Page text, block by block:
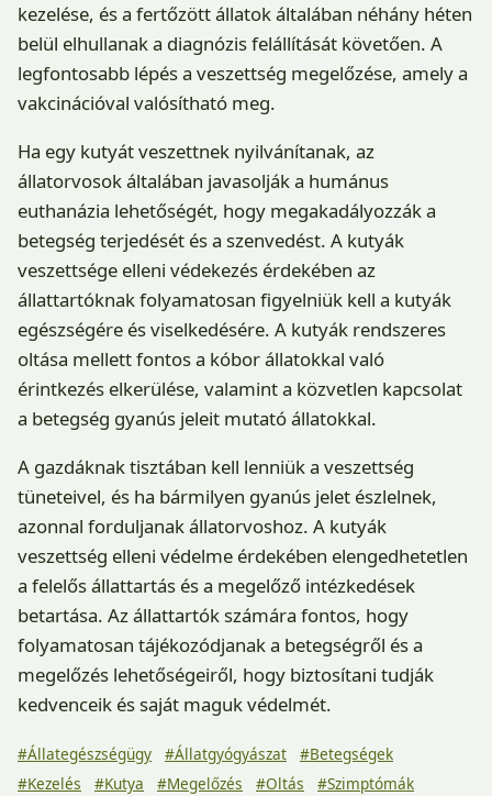
kezelése, és a fertőzött állatok általában néhány héten
belül elhullanak a diagnózis felállítását követően. A
legfontosabb lépés a veszettség megelőzése, amely a
vakcinációval valósítható meg.
Ha egy kutyát veszettnek nyilvánítanak, az
állatorvosok általában javasolják a humánus
euthanázia lehetőségét, hogy megakadályozzák a
betegség terjedését és a szenvedést. A kutyák
veszettsége elleni védekezés érdekében az
állattartóknak folyamatosan figyelniük kell a kutyák
egészségére és viselkedésére. A kutyák rendszeres
oltása mellett fontos a kóbor állatokkal való
érintkezés elkerülése, valamint a közvetlen kapcsolat
a betegség gyanús jeleit mutató állatokkal.
A gazdáknak tisztában kell lenniük a veszettség
tüneteivel, és ha bármilyen gyanús jelet észlelnek,
azonnal forduljanak állatorvoshoz. A kutyák
veszettség elleni védelme érdekében elengedhetetlen
a felelős állattartás és a megelőző intézkedések
betartása. Az állattartók számára fontos, hogy
folyamatosan tájékozódjanak a betegségről és a
megelőzés lehetőségeiről, hogy biztosítani tudják
kedvenceik és saját maguk védelmét.
#Állategészségügy #Állatgyógyászat
#Betegségek
#Kezelés
#Kutya #Megelőzés #Oltás
#Szimptómák